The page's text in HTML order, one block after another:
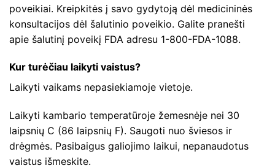
poveikiai. Kreipkitės į savo gydytoją dėl medicininės
konsultacijos dėl šalutinio poveikio. Galite pranešti
apie šalutinį poveikį FDA adresu 1-800-FDA-1088.
Kur turėčiau laikyti vaistus?
Laikyti vaikams nepasiekiamoje vietoje.
Laikyti kambario temperatūroje žemesnėje nei 30
laipsnių C (86 laipsnių F). Saugoti nuo šviesos ir
drėgmės. Pasibaigus galiojimo laikui, nepanaudotus
vaistus išmeskite.